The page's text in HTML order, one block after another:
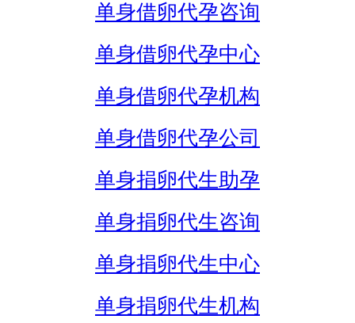
单身借卵代孕咨询
单身借卵代孕中心
单身借卵代孕机构
单身借卵代孕公司
单身捐卵代生助孕
单身捐卵代生咨询
单身捐卵代生中心
单身捐卵代生机构